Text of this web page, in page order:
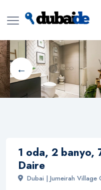
1 oda, 2 banyo,
Daire
Dubai | Jumeirah Village